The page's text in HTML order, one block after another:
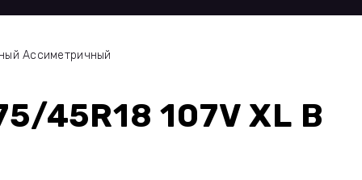
Ассиметричный
45R18 107V XL В